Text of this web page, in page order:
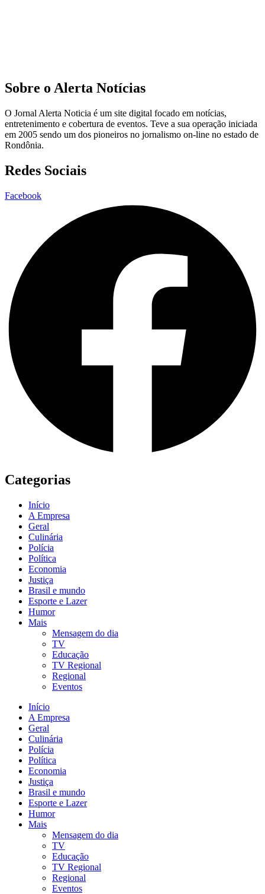
Sobre o Alerta Notícias
O Jornal Alerta Noticia é um site digital focado em notícias,
entretenimento e cobertura de eventos. Teve a sua operação iniciada
em 2005 sendo um dos pioneiros no jornalismo on-line no estado de
Rondônia.
Redes Sociais
Facebook
Categorias
Início
A Empresa
Geral
Culinária
Polícia
Política
Economia
Justiça
Brasil e mundo
Esporte e Lazer
Humor
Mais
Mensagem do dia
TV
Educação
TV Regional
Regional
Eventos
Início
A Empresa
Geral
Culinária
Polícia
Política
Economia
Justiça
Brasil e mundo
Esporte e Lazer
Humor
Mais
Mensagem do dia
TV
Educação
TV Regional
Regional
Eventos